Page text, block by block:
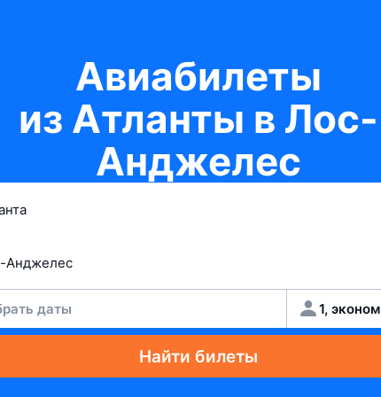
Авиабилеты
из Атланты в Лос-
Анджелес
даты 1, эконом
Найти билеты